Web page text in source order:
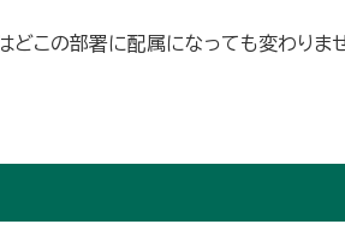
どこの部署に配属になっても変わり